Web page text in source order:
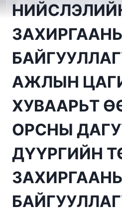
АЖЛЫН
ХУВААРЬТ
ОРСНЫ
ДҮҮРГИЙН